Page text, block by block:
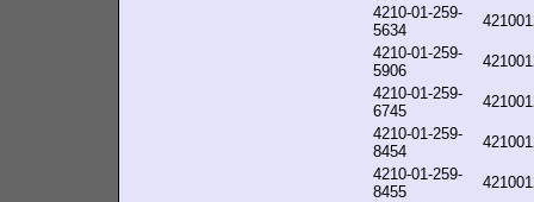
4210-01-259-
5634
4210-01-259-
5906
4210-01-259-
6745
4210-01-259-
8454
4210-01-259-
8455